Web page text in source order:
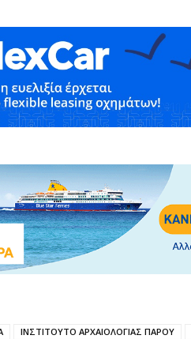
ΙΝΣΤΙΤΟΥΤΟ ΑΡΧΑΙΟΛΟΓΙΑΣ ΠΑΡΟΥ